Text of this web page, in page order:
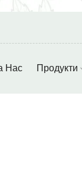
Нас Продукти